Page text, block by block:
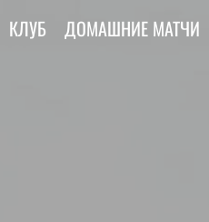
КЛУБ ДОМАШНИЕ МАТЧИ